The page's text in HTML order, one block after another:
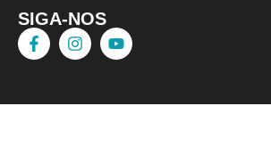
SIGA-NOS